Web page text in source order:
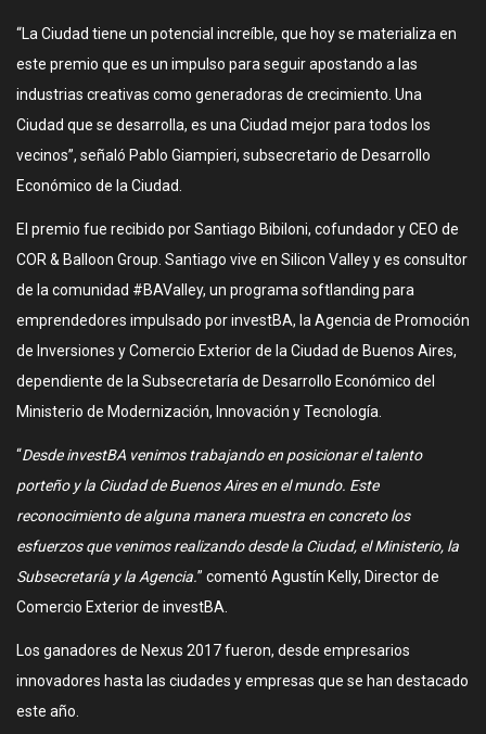
“La Ciudad tiene un potencial increíble, que hoy se materializa en
este premio que es un impulso para seguir apostando a las
industrias creativas como generadoras de crecimiento. Una
Ciudad que se desarrolla, es una Ciudad mejor para todos los
vecinos”, señaló Pablo Giampieri, subsecretario de Desarrollo
Económico de la Ciudad.
El premio fue recibido por Santiago Bibiloni, cofundador y CEO de
COR & Balloon Group. Santiago vive en Silicon Valley y es consultor
de la comunidad #BAValley, un programa softlanding para
emprendedores impulsado por investBA, la Agencia de Promoción
de Inversiones y Comercio Exterior de la Ciudad de Buenos Aires,
dependiente de la Subsecretaría de Desarrollo Económico del
Ministerio de Modernización, Innovación y Tecnología.
“Desde investBA venimos trabajando en posicionar el talento
porteño y la Ciudad de Buenos Aires en el mundo. Este
reconocimiento de alguna manera muestra en concreto los
esfuerzos que venimos realizando desde la Ciudad, el Ministerio, la
Subsecretaría y la Agencia.” comentó Agustín Kelly, Director de
Comercio Exterior de investBA.
Los ganadores de Nexus 2017 fueron, desde empresarios
innovadores hasta las ciudades y empresas que se han destacado
este año.